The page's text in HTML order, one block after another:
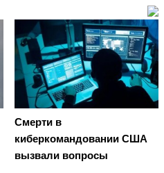
Смерти в
киберкомандовании США
вызвали вопросы